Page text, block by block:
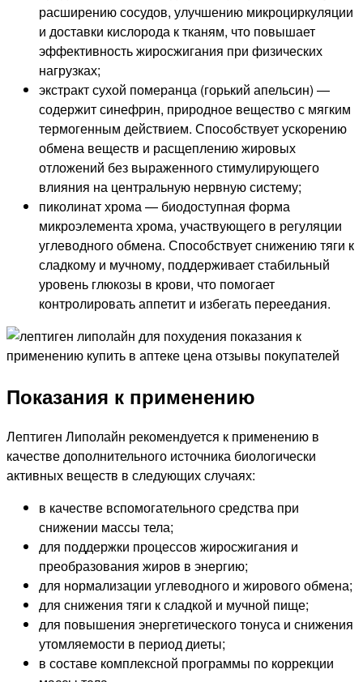
расширению сосудов, улучшению микроциркуляции
и доставки кислорода к тканям, что повышает
эффективность жиросжигания при физических
нагрузках;
экстракт сухой померанца (горький апельсин) —
содержит синефрин, природное вещество с мягким
термогенным действием. Способствует ускорению
обмена веществ и расщеплению жировых
отложений без выраженного стимулирующего
влияния на центральную нервную систему;
пиколинат хрома — биодоступная форма
микроэлемента хрома, участвующего в регуляции
углеводного обмена. Способствует снижению тяги к
сладкому и мучному, поддерживает стабильный
уровень глюкозы в крови, что помогает
контролировать аппетит и избегать переедания.
Показания к применению
Лептиген Липолайн рекомендуется к применению в
качестве дополнительного источника биологически
активных веществ в следующих случаях:
в качестве вспомогательного средства при
снижении массы тела;
для поддержки процессов жиросжигания и
преобразования жиров в энергию;
для нормализации углеводного и жирового обмена;
для снижения тяги к сладкой и мучной пище;
для повышения энергетического тонуса и снижения
утомляемости в период диеты;
в составе комплексной программы по коррекции